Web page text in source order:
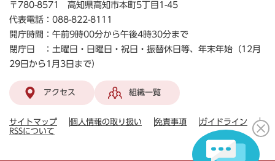
〒780-8571 高知県高知市本町5丁目1-45
代表電話：088-822-8111
開庁時間：午前9時00分から午後4時30分まで
閉庁日 ：土曜日・日曜日・祝日・振替休日等、年末年始（12月
29日から1月3日まで）
アクセス 組織一覧
サイトマップ 個人情報の取り扱い 免責事項
ガイドライン
RSSについて